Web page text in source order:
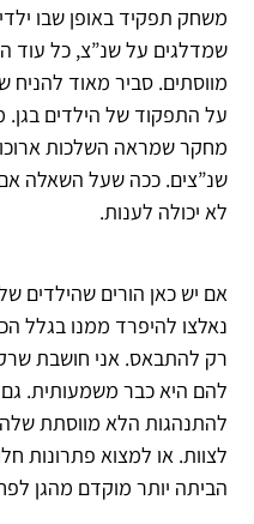
משחק תפקיד באופן שבו
שמדלגים על שנ”צ, כל עוד
מווסתים. סביר מאוד
על התפקוד של הילדים
מחקר שמראה השלכות
שנ”צים. ככה שעל השאלה
לא יכולה לענות.
אם יש כאן הורים שהילדים
נאלצו להיפרד ממנו בגלל
רק להתבאס. אני חושבת
להם היא כבר משמעותית.
להתנהגות הלא מווסתת
לצוות. או למצוא פתרונות
הביתה יותר מוקדם מהגן